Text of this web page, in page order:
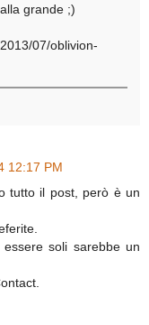
grande ;)
07/oblivion-
12:17 PM
tutto il post, però è un
soli sarebbe un